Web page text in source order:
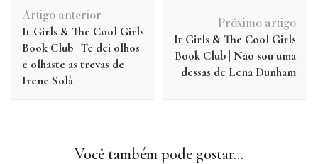
de
post
Artigo anterior
It Girls & The Cool Girls
Book Club | Te dei olhos
e olhaste as trevas de
Irene Solà
Próximo artigo
It Girls & The Cool Girls
Book Club | Não sou uma
dessas de Lena Dunham
Você também pode gostar...